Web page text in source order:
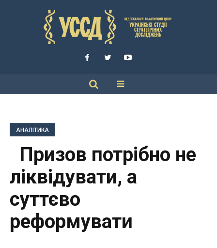
АНАЛІТИКА
Призов потрібно не
ліквідувати, а
суттєво
реформувати